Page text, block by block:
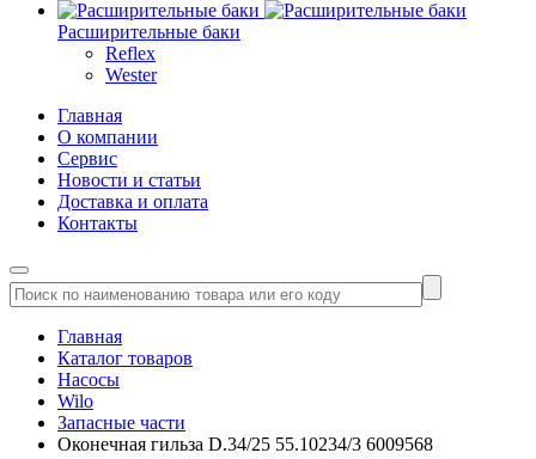
Расширительные баки
Reflex
Wester
Главная
О компании
Сервис
Новости и статьи
Доставка и оплата
Контакты
Главная
Каталог товаров
Насосы
Wilo
Запасные части
Оконечная гильза D.34/25 55.10234/3 6009568